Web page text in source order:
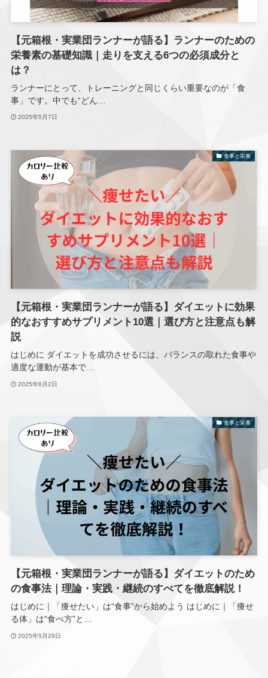
【元箱根・実業団ランナーが語る】ランナーのための
栄養素の基礎知識｜走りを支える6つの必須成分と
は？
ランナーにとって、トレーニングと同じくらい重要なのが「食
事」です。中でも“どん…
2025年5月7日
食事と栄養
【元箱根・実業団ランナーが語る】ダイエットに効果
的なおすすめサプリメント10選｜選び方と注意点も解
説
はじめに ダイエットを成功させるには、バランスの取れた食事や
適度な運動が基本で…
2025年6月2日
食事と栄養
【元箱根・実業団ランナーが語る】ダイエットのため
の食事法｜理論・実践・継続のすべてを徹底解説！
はじめに｜「痩せたい」は“食事”から始めよう はじめに｜「痩せ
る体」は“食べ方”と…
2025年5月29日